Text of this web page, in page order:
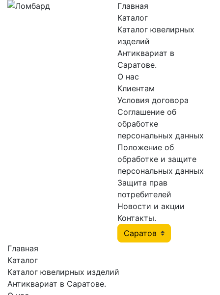
Главная
Каталог
Каталог ювелирных
изделий
Антиквариат в
Саратове.
О нас
Клиентам
Условия договора
Соглашение об
обработке
персональных данных
Положение об
обработке и защите
персональных данных
Защита прав
потребителей
Новости и акции
Контакты.
Главная
Каталог
Каталог ювелирных изделий
Антиквариат в Саратове.